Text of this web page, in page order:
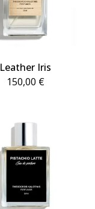
Leather Iris
150,00 €